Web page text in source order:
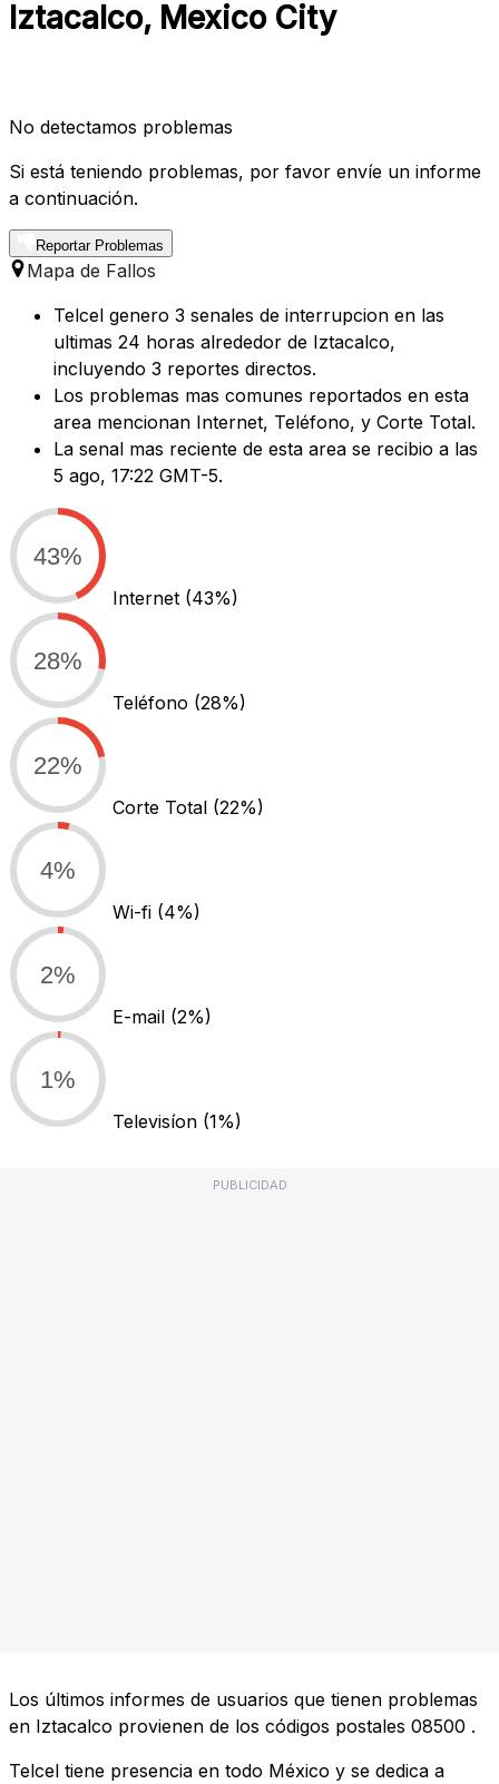
Iztacalco, Mexico City
No detectamos problemas
Si está teniendo problemas, por favor envíe un informe
a continuación.
Reportar Problemas
Mapa de Fallos
Telcel genero 3 senales de interrupcion en las
ultimas 24 horas alrededor de Iztacalco,
incluyendo 3 reportes directos.
Los problemas mas comunes reportados en esta
area mencionan Internet, Teléfono, y Corte Total.
La senal mas reciente de esta area se recibio a las
5 ago, 17:22 GMT-5.
43%
Internet (43%)
28%
Teléfono (28%)
22%
Corte Total (22%)
4%
Wi-fi (4%)
2%
E-mail (2%)
1%
Televisíon (1%)
PUBLICIDAD
Los últimos informes de usuarios que tienen problemas
en Iztacalco provienen de los códigos postales 08500 .
Telcel tiene presencia en todo México y se dedica a